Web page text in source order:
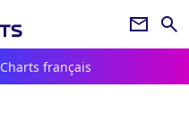
newsletter search
Charts français